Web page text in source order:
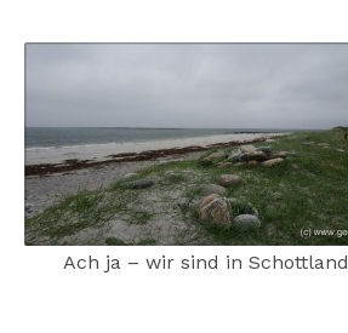
Ach ja – wir sind in Schottland